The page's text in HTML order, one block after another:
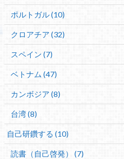
ポルトガル (10)
クロアチア (32)
スペイン (7)
ベトナム (47)
カンボジア (8)
台湾 (8)
自己研鑽する (10)
読書（自己啓発） (7)